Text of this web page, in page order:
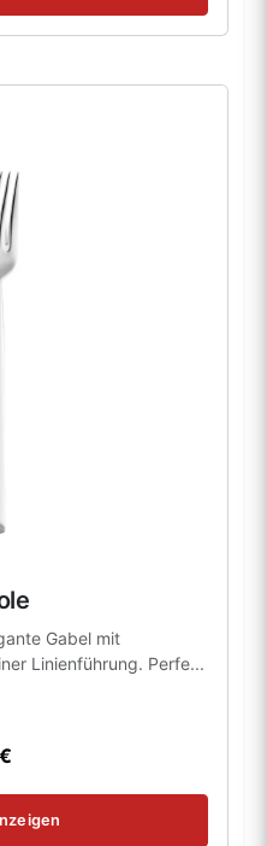
Gabel mit
Linienführung. Perfe...